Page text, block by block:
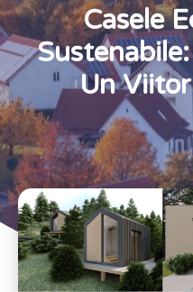
Casele
Un